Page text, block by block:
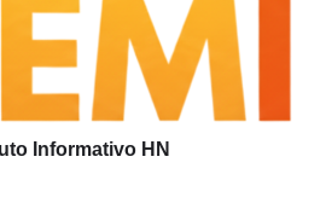
Informativo HN